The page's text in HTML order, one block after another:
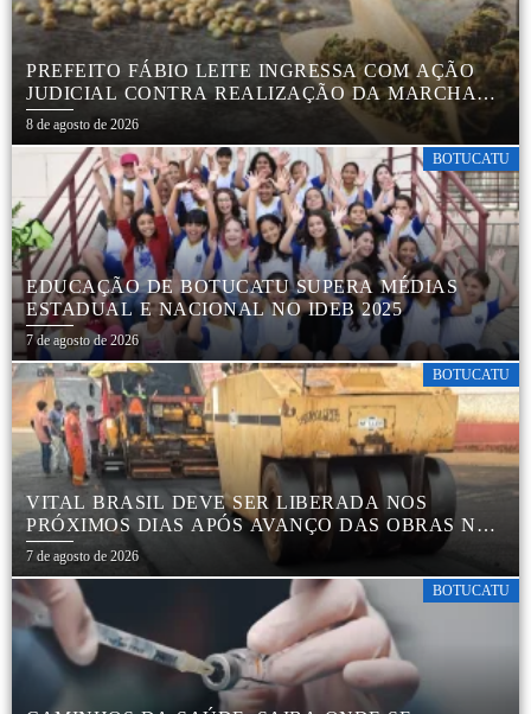
PREFEITO FÁBIO LEITE INGRESSA COM AÇÃO
JUDICIAL CONTRA REALIZAÇÃO DA MARCHA
DA MACONHA EM BOTUCATU
8 de agosto de 2026
BOTUCATU
EDUCAÇÃO DE BOTUCATU SUPERA MÉDIAS
ESTADUAL E NACIONAL NO IDEB 2025
7 de agosto de 2026
BOTUCATU
VITAL BRASIL DEVE SER LIBERADA NOS
PRÓXIMOS DIAS APÓS AVANÇO DAS OBRAS NA
REGIÃO DA RODOVIÁRIA
7 de agosto de 2026
BOTUCATU